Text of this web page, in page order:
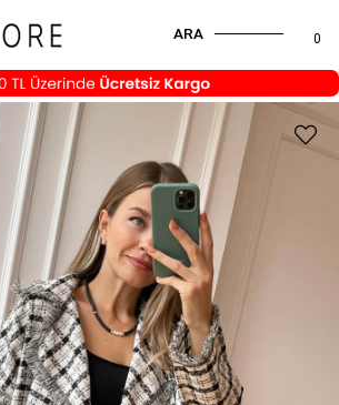
0
ARA